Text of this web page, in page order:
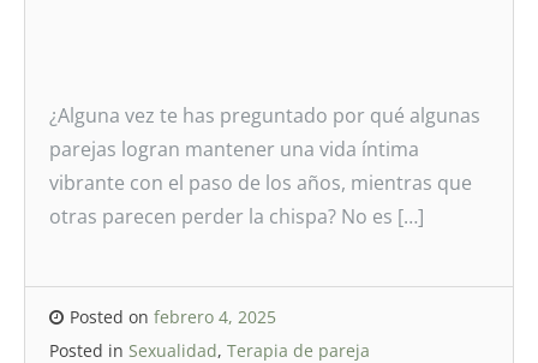
¿Alguna vez te has preguntado por qué algunas
parejas logran mantener una vida íntima
vibrante con el paso de los años, mientras que
otras parecen perder la chispa? No es […]
Posted on febrero 4, 2025
Posted in Sexualidad, Terapia de pareja